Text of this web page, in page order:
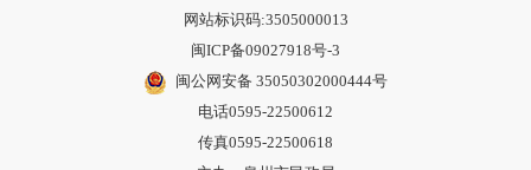
网站标识码:3505000013
闽ICP备09027918号-3
闽公网安备 35050302000444号
电话0595-22500612
传真0595-22500618